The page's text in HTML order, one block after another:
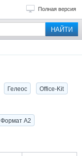
Полная версия
Гелеос Office-Kit
Формат A2